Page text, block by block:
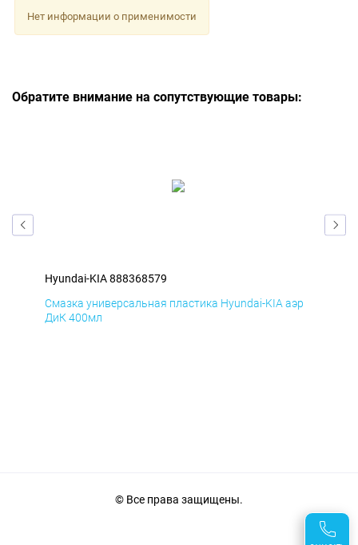
Нет информации о применимости
Обратите внимание на сопутствующие товары:
Hyundai-KIA 888368579
Смазка универсальная пластика Hyundai-KIA аэр
ДиК 400мл
© Все права защищены.